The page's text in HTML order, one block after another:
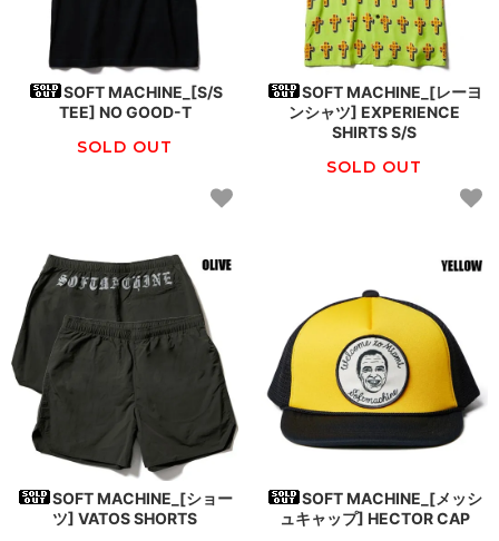
SOFT MACHINE_[S/S
TEE] NO GOOD-T
SOLD OUT
SOFT MACHINE_[レーヨ
ンシャツ] EXPERIENCE
SHIRTS S/S
SOLD OUT
SOFT MACHINE_[ショー
ツ] VATOS SHORTS
SOFT MACHINE_[メッシ
ュキャップ] HECTOR CAP